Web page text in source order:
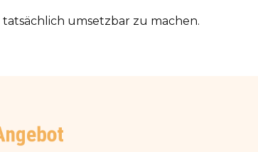
umsetzbar zu machen.